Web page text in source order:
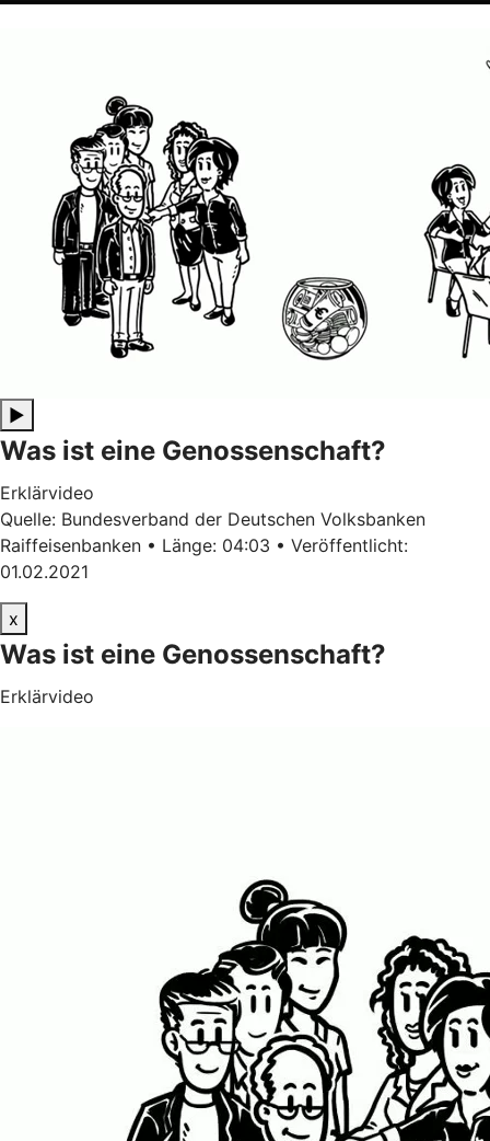
▶
Was ist eine Genossenschaft?
Erklärvideo
Quelle: Bundesverband der Deutschen Volksbanken
Raiffeisenbanken • Länge: 04:03 • Veröffentlicht:
01.02.2021
x
Was ist eine Genossenschaft?
Erklärvideo